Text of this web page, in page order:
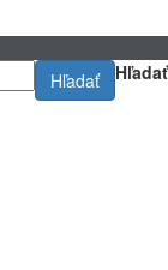
Hľadať
Hľadať